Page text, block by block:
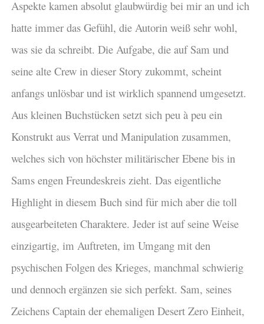
Aspekte kamen absolut glaubwürdig bei mir an und ich
hatte immer das Gefühl, die Autorin weiß sehr wohl,
was sie da schreibt. Die Aufgabe, die auf Sam und
seine alte Crew in dieser Story zukommt, scheint
anfangs unlösbar und ist wirklich spannend umgesetzt.
Aus kleinen Buchstücken setzt sich peu à peu ein
Konstrukt aus Verrat und Manipulation zusammen,
welches sich von höchster militärischer Ebene bis in
Sams engen Freundeskreis zieht. Das eigentliche
Highlight in diesem Buch sind für mich aber die toll
ausgearbeiteten Charaktere. Jeder ist auf seine Weise
einzigartig, im Auftreten, im Umgang mit den
psychischen Folgen des Krieges, manchmal schwierig
und dennoch ergänzen sie sich perfekt. Sam, seines
Zeichens Captain der ehemaligen Desert Zero Einheit,